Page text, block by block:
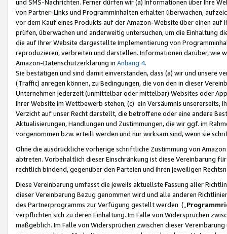
und SMS-Nachrichten. Ferner dürfen wir (a) Informationen über Ihre
von Partner-Links und Programminhalten erhalten überwachen,
vor dem Kauf eines Produkts auf der Amazon-Website über einen
prüfen, überwachen und anderweitig untersuchen, um die Einhaltung
die auf Ihrer Website dargestellte Implementierung von
reproduzieren, verbreiten und darstellen. Informationen darüber, wie
Amazon-Datenschutzerklärung in Anhang 4.
Sie bestätigen und sind damit einverstanden, dass (a) wir und
(Traffic) anregen können, zu Bedingungen, die von den in dieser
Unternehmen jederzeit (unmittelbar oder mittelbar) Websites oder
Ihrer Website im Wettbewerb stehen, (c) ein Versäumnis unsererseits,
Verzicht auf unser Recht darstellt, die betroffene oder eine andere
Aktualisierungen, Handlungen und Zustimmungen, die wir ggf. im
vorgenommen bzw. erteilt werden und nur wirksam sind, wenn sie
Ohne die ausdrückliche vorherige schriftliche Zustimmung von
abtreten. Vorbehaltlich dieser Einschränkung ist diese Vereinbarung
rechtlich bindend, gegenüber den Parteien und ihren jeweiligen
Diese Vereinbarung umfasst die jeweils aktuellste Fassung aller
dieser Vereinbarung Bezug genommen wird und alle anderen
des Partnerprogramms zur Verfügung gestellt werden („
verpflichten sich zu deren Einhaltung. Im Falle von Widersprüchen
maßgeblich. Im Falle von Widersprüchen zwischen dieser